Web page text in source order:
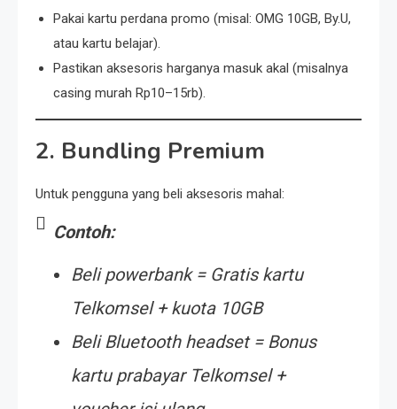
Pakai kartu perdana promo (misal: OMG 10GB, By.U,
atau kartu belajar).
Pastikan aksesoris harganya masuk akal (misalnya
casing murah Rp10–15rb).
2. Bundling Premium
Untuk pengguna yang beli aksesoris mahal:
Contoh:
Belipowerbank = Gratis kartu
Telkomsel + kuota 10GB
BeliBluetooth headset = Bonus
kartu prabayar Telkomsel +